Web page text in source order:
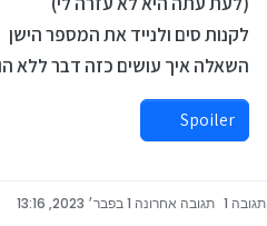
כמו שתרצה לעלות לירח ברגל
בעבר הרחוק בשנים קדמוניות
עם השנים הוחמרו הנהלים
כיום מאד קשה עד בלתי
לקנות סים ולנייד את המספר הישן
השאלה איך עושים כזה דבר ללא
Spoiler
תגובה 1 תגובה אחרונה 1 בפבר׳ 2023, 13:16